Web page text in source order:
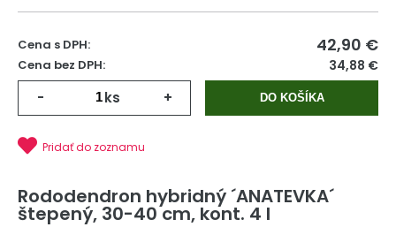
Cena s DPH: 42,90 €
Cena bez DPH: 34,88 €
- ks + DO KOŠÍKA
Pridať do zoznamu
Rododendron hybridný ´ANATEVKA´
štepený, 30-40 cm, kont. 4 l